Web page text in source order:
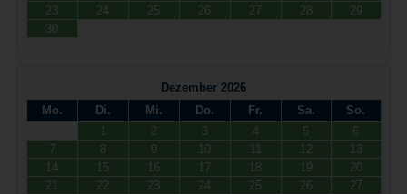
23
24 25 26 27 28
29
30
Dezember 2026
Mo.
Di. Mi. Do. Fr. Sa.
So.
1
2 3 4 5
6
7
8 9 10 11 12
13
14
15 16 17 18 19
20
21
22 23 24 25 26
27